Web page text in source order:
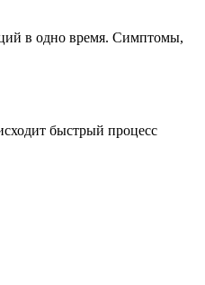
в одно время. Симптомы,
быстрый процесс